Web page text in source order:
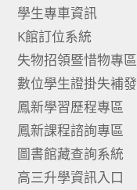
學生專車資訊
K館訂位系統
失物招領暨惜物專區
數位學生證掛失補發
鳳新學習歷程專區
鳳新課程諮詢專區
圖書館藏查詢系統
高三升學資訊入口